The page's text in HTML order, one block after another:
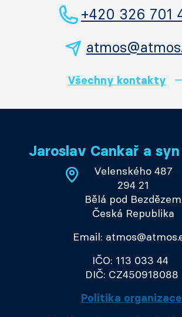
+420 326 701
Všechny kontakty
Jaroslav Cankař a syn
Velenského 487
294 21
Bělá pod Bezdězem
Česká Republika
Email:
IČO: 113 033 44
DIČ: CZ450918088
Politika organizace